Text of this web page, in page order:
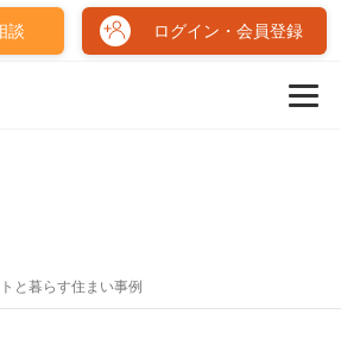
談 ログイン・会員登録
と暮らす住まい事例